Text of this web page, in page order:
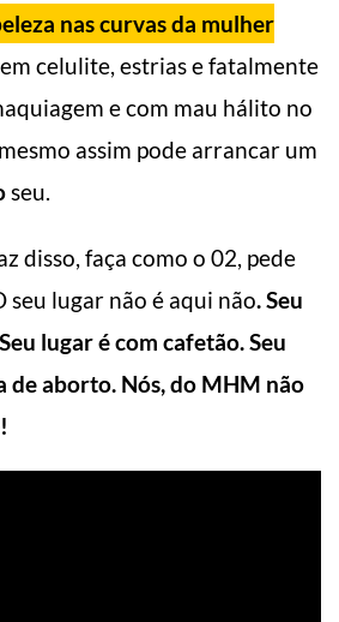
nas curvas da mulher
celulite, estrias e fatalmente
e com mau hálito no
assim pode arrancar um
seu.
disso, faça como o 02, pede
seu lugar não é aqui não. Seu
lugar é com cafetão. Seu
de aborto. Nós, do MHM não